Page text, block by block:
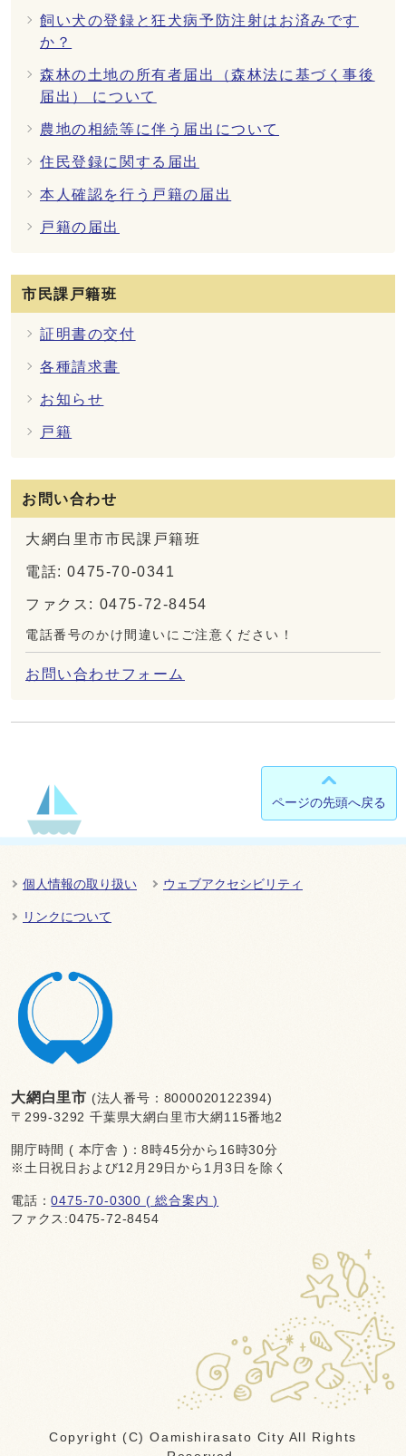
飼い犬の登録と狂犬病予防注射はお済みです
か？
森林の土地の所有者届出（森林法に基づく事後
届出） について
農地の相続等に伴う届出について
住民登録に関する届出
本人確認を行う戸籍の届出
戸籍の届出
市民課戸籍班
証明書の交付
各種請求書
お知らせ
戸籍
お問い合わせ
大網白里市市民課戸籍班
電話: 0475-70-0341
ファクス: 0475-72-8454
電話番号のかけ間違いにご注意ください！
お問い合わせフォーム
ページの先頭へ戻る
個人情報の取り扱い ウェブアクセシビリティ
リンクについて
大網白里市 (法人番号：8000020122394)
〒299-3292 千葉県大網白里市大網115番地2
開庁時間 ( 本庁舎 )：8時45分から16時30分
※土日祝日および12月29日から1月3日を除く
電話：0475-70-0300 ( 総合案内 )
ファクス:0475-72-8454
Copyright (C) Oamishirasato City All Rights